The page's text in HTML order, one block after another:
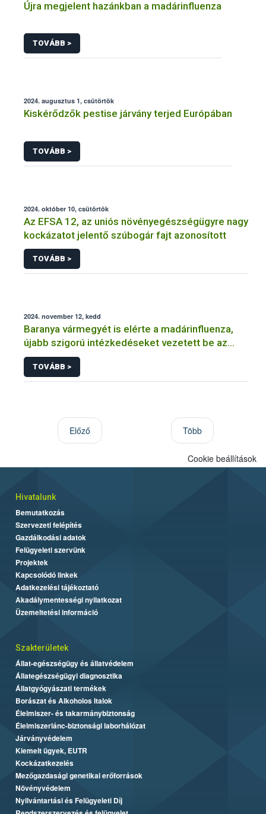
Újra megjelent hazánkban a madárinfluenza
TOVÁBB >
2024. augusztus 1, csütörtök
Kiskérődzők pestise járvány terjed Európában
TOVÁBB >
2024. október 10, csütörtök
Az EFSA 12, az uniós növényegészségügyre nagy
kockázatot jelentő szúbogár fajt azonosított
TOVÁBB >
2024. november 12, kedd
Baranya vármegyét is elérte a madárinfluenza,
újabb szigorú intézkedéseket vezetett be az
országos főállatorvos
TOVÁBB >
Előző Több
Cookie beállítások
Hivatalunk
Bemutatkozás
Szervezeti felépítés
Gazdálkodási adatok
Felügyeleti szervünk
Projektek
Kapcsolódó linkek
Adatkezelési tájékoztató
Akadálymentességi nyilatkozat
Üzemeltetési információ
Szakterületek
Állat-egészségügy és állatvédelem
Állategészségügyi diagnosztika
Állatgyógyászati termékek
Borászat és Alkoholos Italok
Élelmiszer- és takarmánybiztonság
Élelmiszerlánc-biztonsági laborhálózat
Járványvédelem
Kiemelt ügyek, EUTR
Kockázatkezelés
Mezőgazdasági genetikai erőforrások
Növényvédelem
Nyilvántartási és Felügyeleti Díj